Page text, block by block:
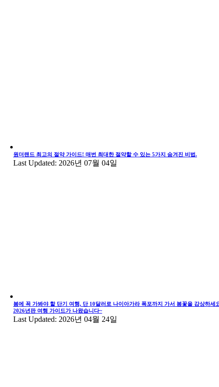
원더랜드 최고의 절약 가이드! 매번 최대한 절약할 수 있는 5가지 숨겨진 비법.
Last Updated: 2026년 07월 04일
봄에 꼭 가봐야 할 단기 여행, 단 10달러로 나이아가라 폭포까지 가서 봄꽃을 감상하세
2026년판 여행 가이드가 나왔습니다~
Last Updated: 2026년 04월 24일